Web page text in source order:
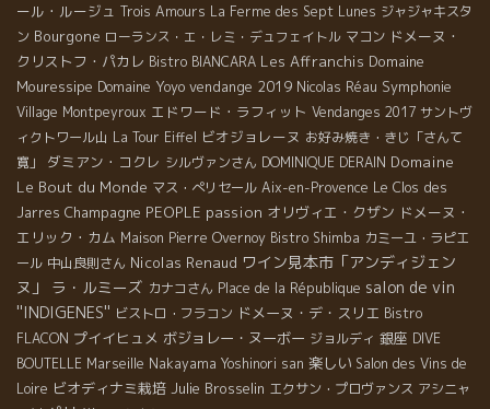
ール・ルージュ Trois Amours La Ferme des Sept Lunes ジャジャキスタ
ン Bourgone ローランス・エ・レミ・デュフェイトル マコン ドメーヌ・
クリストフ・パカレ Bistro BIANCARA Les Affranchis Domaine
Mouressipe Domaine Yoyo vendange 2019 Nicolas Réau Symphonie
Village Montpeyroux エドワード・ラフィット Vendanges 2017 サントヴ
ィクトワール山 La Tour Eiffel ビオジョレーヌ お好み焼き・きじ「さんて
寛」
ダミアン・コクレ シルヴァンさん DOMINIQUE DERAIN Domaine
Le Bout du Monde マス・ぺリセール Aix-en-Provence Le Clos des
Jarres Champagne PEOPLE passion オリヴィエ・クザン ドメーヌ・
エリック・カム Maison Pierre Overnoy Bistro Shimba カミーユ・ラピエ
ール 中山良則さん Nicolas Renaud ワイン見本市「アンディジェン
ヌ」
ラ・ルミーズ カナコさん Place de la République salon de vin
''INDIGENES'' ビストロ・フラコン ドメーヌ・デ・スリエ Bistro
FLACON プイイヒュメ ボジョレー・ヌーボー ジョルディ 銀座 DIVE
BOUTELLE Marseille Nakayama Yoshinori san 楽しい Salon des Vins de
Loire ビオディナミ栽培 Julie Brosselin エクサン・プロヴァンス アシニャ